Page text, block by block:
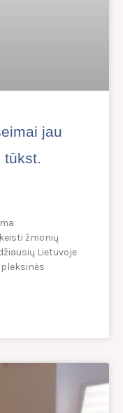
jau
tūkst.
žmonių
Lietuvoje